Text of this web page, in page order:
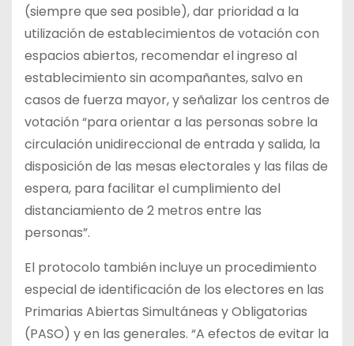
(siempre que sea posible), dar prioridad a la
utilización de establecimientos de votación con
espacios abiertos, recomendar el ingreso al
establecimiento sin acompañantes, salvo en
casos de fuerza mayor, y señalizar los centros de
votación “para orientar a las personas sobre la
circulación unidireccional de entrada y salida, la
disposición de las mesas electorales y las filas de
espera, para facilitar el cumplimiento del
distanciamiento de 2 metros entre las
personas”.
El protocolo también incluye un procedimiento
especial de identificación de los electores en las
Primarias Abiertas Simultáneas y Obligatorias
(PASO) y en las generales. “A efectos de evitar la